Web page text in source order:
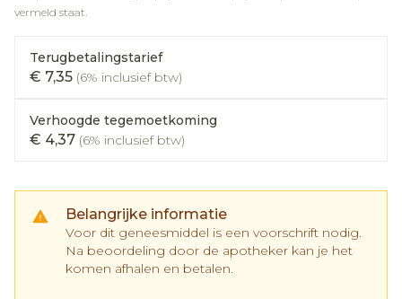
vermeld staat.
Terugbetalingstarief
€ 7,35 (6% inclusief btw)
Verhoogde tegemoetkoming
€ 4,37 (6% inclusief btw)
Belangrijke informatie
Voor dit geneesmiddel is een voorschrift nodig.
Na beoordeling door de apotheker kan je het
komen afhalen en betalen.